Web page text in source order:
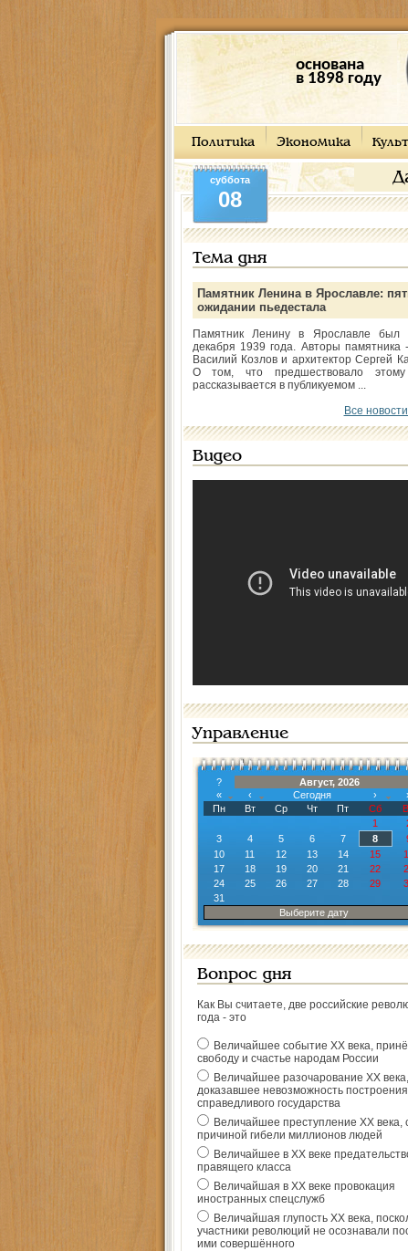
основана
в 1898 году
Политика Экономика
суббота
08
Тема дня
Памятник Ленина в Ярославле:
ожидании пьедестала
Памятник Ленину в Ярославле был
декабря 1939 года. Авторы памятника
Василий Козлов и архитектор Сергей
О том, что предшествовало
рассказывается в публикуемом ...
Все
Видео
Управление
?
Август, 2026
«
‹ Сегодня ›
Пн
Вт Ср Чт Пт Сб
1
3
4 5 6 7 8
10
11 12 13 14 15
17
18 19 20 21 22
24
25 26 27 28 29
31
Выберите дату
Вопрос дня
Как Вы считаете, две российские
года - это
Величайшее событие ХХ века,
свободу и счастье народам России
Величайшее разочарование ХХ века,
доказавшее невозможность построения
справедливого государства
Величайшее преступление ХХ века,
причиной гибели миллионов людей
Величайшее в ХХ веке
правящего класса
Величайшая в ХХ веке провокация
иностранных спецслужб
Величайшая глупость ХХ века,
участники революций не осознавали
ими совершённого